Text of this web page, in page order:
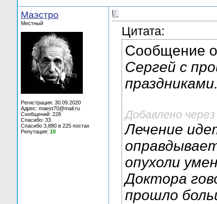
Маэстро
Местный
Регистрация: 30.09.2020
Адрес: maest70@mail.ru
Сообщений: 228
Спасибо: 33
Спасибо 3,880 в 225 постах
Репутация: 10
Цитата:
Сообщение
Сергей с
Добавлено
Лечение
опухоли
Доктора
прошло